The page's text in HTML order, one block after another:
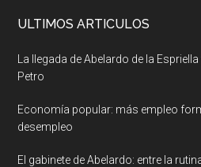
ULTIMOS ARTICULOS
La llegada de Abelardo de la
Petro
Economía popular: más empleo
desempleo
El gabinete de Abelardo: entre la